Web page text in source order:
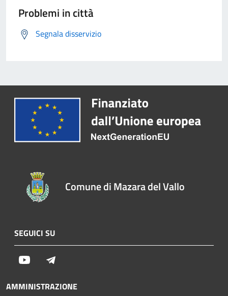
Problemi in città
Segnala disservizio
Comune di Mazara del Vallo
SEGUICI SU
Youtube
AMMINISTRAZIONE